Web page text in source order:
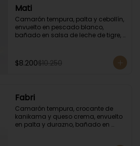
Mati
Camarón tempura, palta y cebollín,
envuelto en pescado blanco,
bañado en salsa de leche de tigre,
$8.200$10.250
Fabri
Camarón tempura, crocante de
kanikama y queso crema, envuelto
en palta y durazno, bañado en